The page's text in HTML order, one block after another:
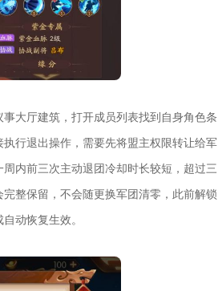
大厅建筑，打开成员列表找到自身角色条
行退出操作，需要先将盟主权限转让给军
内前三次主动退团冷却时长较短，超过三
整保留，不会随更换军团清零，此前解锁
动恢复生效。